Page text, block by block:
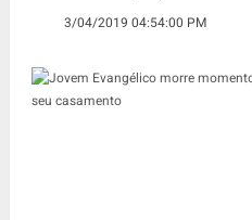
3/04/2019 04:54:00 PM